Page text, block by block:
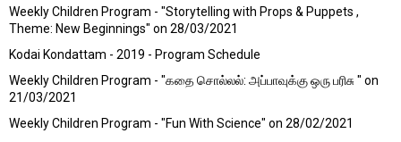
Weekly Children Program - "Storytelling with Props & Puppets ,
Theme: New Beginnings" on 28/03/2021
Kodai Kondattam - 2019 - Program Schedule
Weekly Children Program - "கதை சொல்லல்: அப்பாவுக்கு ஒரு பரிசு " on
21/03/2021
Weekly Children Program - "Fun With Science" on 28/02/2021